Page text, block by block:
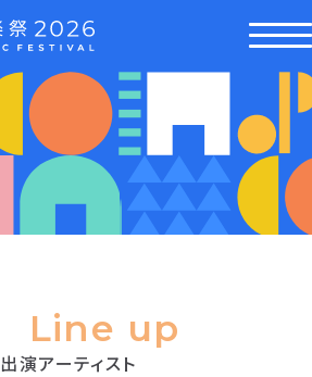
Line up
出演アーティスト